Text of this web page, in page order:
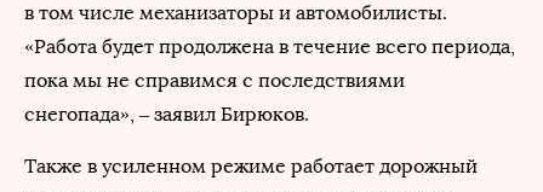
в том числе механизаторы и автомобилисты.
«Работа будет продолжена в течение всего периода,
пока мы не справимся с последствиями
снегопада», – заявил Бирюков.
Также в усиленном режиме работает дорожный